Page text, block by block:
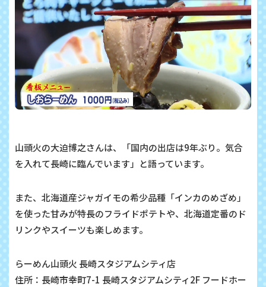
山頭火の大迫博之さんは、「国内の出店は9年ぶり。気合
を入れて長崎に臨んでいます」と語っています。
また、北海道産ジャガイモの希少品種「インカのめざめ」
を使った甘みが特長のフライドポテトや、北海道定番のド
リンクやスイーツも楽しめます。
らーめん山頭火 長崎スタジアムシティ店
住所：長崎市幸町7-1 長崎スタジアムシティ2F フードホー